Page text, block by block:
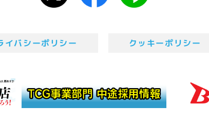
イバシーポリシー クッキーポリシー